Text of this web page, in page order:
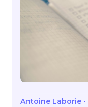
Antoine Laborie •